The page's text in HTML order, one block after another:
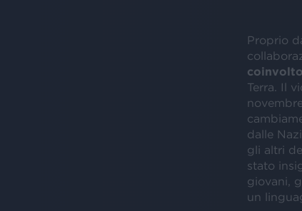
Proprio
Terra. Il
dalle
gli altri
stato
giovani,
un